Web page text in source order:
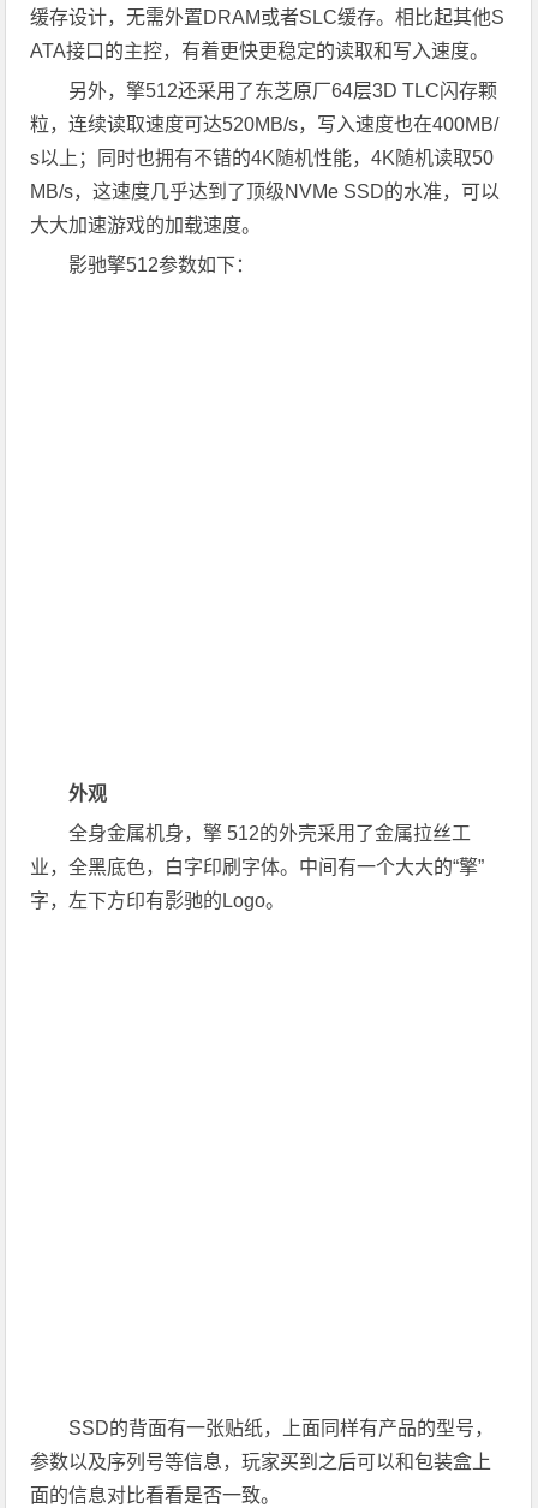
缓存设计，无需外置DRAM或者SLC缓存。相比起其他S
ATA接口的主控，有着更快更稳定的读取和写入速度。
另外，擎512还采用了东芝原厂64层3D TLC闪存颗
粒，连续读取速度可达520MB/s，写入速度也在400MB/
s以上；同时也拥有不错的4K随机性能，4K随机读取50
MB/s，这速度几乎达到了顶级NVMe SSD的水准，可以
大大加速游戏的加载速度。
影驰擎512参数如下：
外观
全身金属机身，擎 512的外壳采用了金属拉丝工
业，全黑底色，白字印刷字体。中间有一个大大的“擎”
字，左下方印有影驰的Logo。
SSD的背面有一张贴纸，上面同样有产品的型号，
参数以及序列号等信息，玩家买到之后可以和包装盒上
面的信息对比看看是否一致。